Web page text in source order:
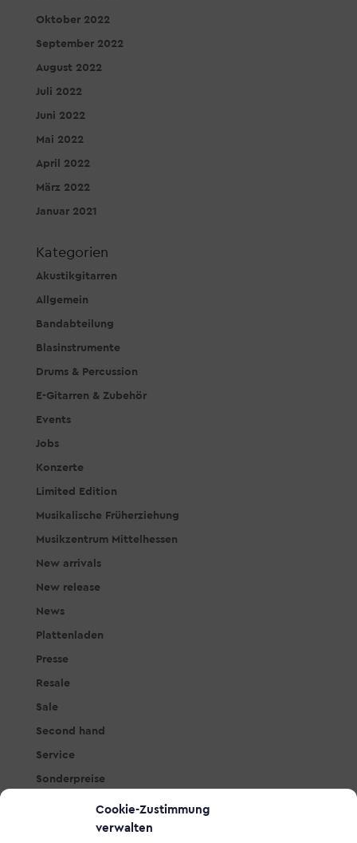
Cookie-Zustimmung
verwalten
Oktober 2022
September 2022
August 2022
Juli 2022
Juni 2022
Mai 2022
April 2022
März 2022
Januar 2021
Kategorien
Akustikgitarren
Allgemein
Bandabteilung
Blasinstrumente
Drums & Percussion
E-Gitarren & Zubehör
Events
Jobs
Konzerte
Limited Edition
Musikalische Früherziehung
Musikzentrum Mittelhessen
New arrivals
New release
News
Plattenladen
Presse
Resale
Sale
Second hand
Service
Sonderpreise
Tasteninstrumente